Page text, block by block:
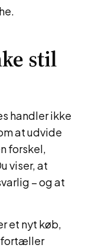
stil
handler ikke
at udvide
forskel,
viser, at
– og at
et nyt køb,
fortæller